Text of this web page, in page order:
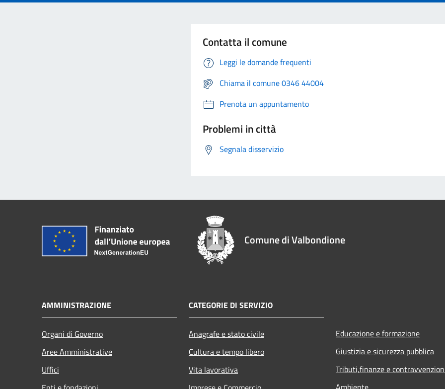
Contatta il comune
Leggi le domande frequenti
Chiama il comune 0346 44004
Prenota un appuntamento
Problemi in città
Segnala disservizio
Comune di Valbondione
AMMINISTRAZIONE
Organi di Governo
Aree Amministrative
Uffici
CATEGORIE DI SERVIZIO
Anagrafe e stato civile
Cultura e tempo libero
Vita lavorativa
Educazione e formazione
Giustizia e sicurezza pubblica
Tributi,finanze e